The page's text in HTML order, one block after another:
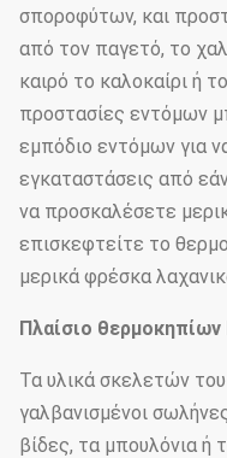
σποροφύτων, και
από τον παγετό, το
καιρό το καλοκαίρι ή
προστασίες εντόμων
εμπόδιο εντόμων για
εγκαταστάσεις από
να προσκαλέσετε
επισκεφτείτε το
μερικά φρέσκα
Πλαίσιο
Τα υλικά σκελετών
γαλβανισμένοι
βίδες, τα μπουλόνια ή